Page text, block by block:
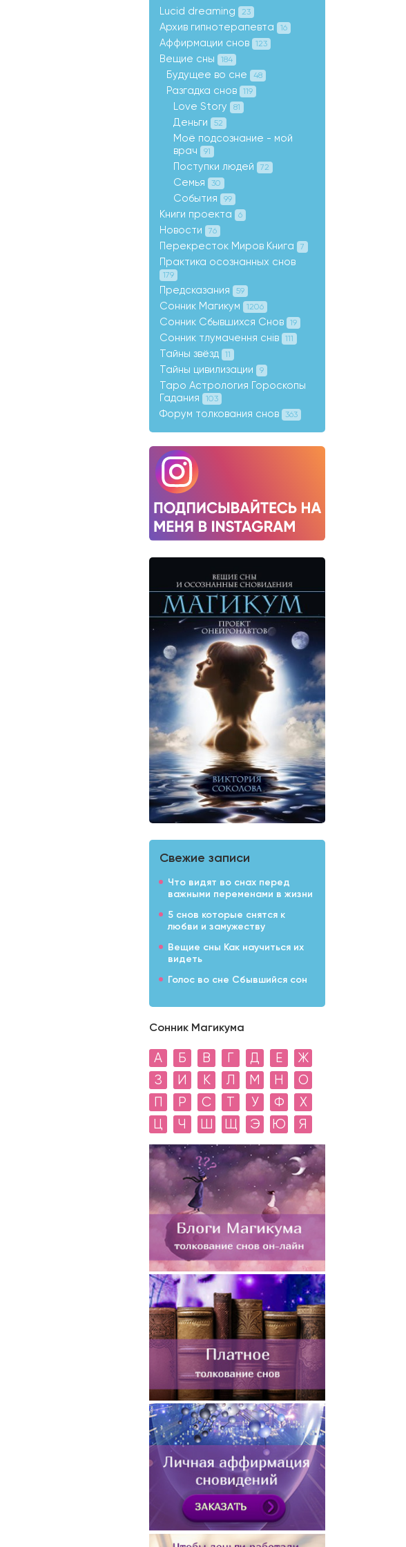
Lucid dreaming 23
Архив гипнотерапевта 16
Аффирмации снов 123
Вещие сны 184
Будущее во сне 48
Разгадка снов 119
Love Story 81
Деньги 52
Моё подсознание - мой
врач
91
Поступки людей 72
Семья 30
События 99
Книги проекта 6
Новости 76
Перекресток Миров Книга 7
Практика осознанных снов
179
Предсказания 59
Сонник Магикум 1206
Сонник Сбывшихся Снов 19
Сонник тлумачення снів 111
Тайны звёзд 11
Тайны цивилизации 9
Таро Астрология Гороскопы
Гадания
103
Форум толкования снов 363
Свежие записи
Что видят во снах перед
важными переменами в жизни
5 снов которые снятся к
любви и замужеству
Вещие сны Как научиться их
видеть
Голос во сне Сбывшийся сон
Сонник Магикума
А Б В Г Д Е
Ж
З
И К Л М Н
О
П
Р С Т У Ф
Х
Ц
Ч Ш Щ Э Ю Я